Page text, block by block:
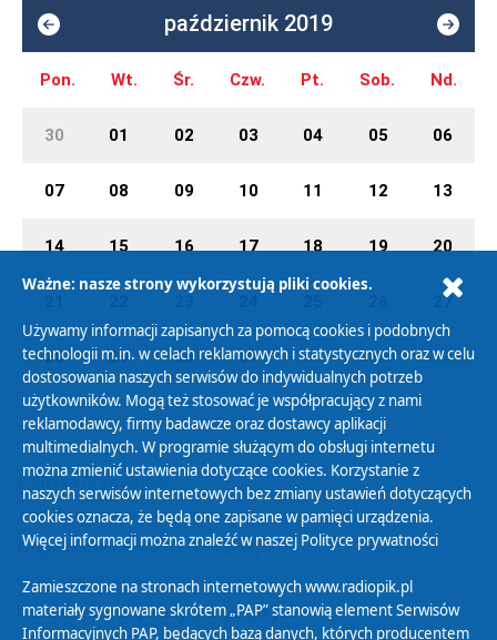
październik 2019
Pon. Wt. Śr. Czw. Pt. Sob. Nd.
30 01 02 03 04 05 06
07 08 09 10 11 12 13
14 15 16 17 18 19 20
27
28 29 30 31 01 02 03
Polityka Prywatności
Zasady korzystania z Serwisu
Organizacje Pożytku Publicznego
Cyfryzacja DAB+
Polityka ochrony danych osobowych
Ważne: nasze strony wykorzystują pliki cookies.
Używamy informacji zapisanych za pomocą cookies i podobnych
technologii m.in. w celach reklamowych i statystycznych oraz w celu
dostosowania naszych serwisów do indywidualnych potrzeb
użytkowników. Mogą też stosować je współpracujący z nami
reklamodawcy, firmy badawcze oraz dostawcy aplikacji
multimedialnych. W programie służącym do obsługi internetu
można zmienić ustawienia dotyczące cookies. Korzystanie z
naszych serwisów internetowych bez zmiany ustawień dotyczących
cookies oznacza, że będą one zapisane w pamięci urządzenia.
Więcej informacji można znaleźć w naszej Polityce prywatności
Zamieszczone na stronach internetowych www.radiopik.pl
materiały sygnowane skrótem „PAP” stanowią element Serwisów
Informacyjnych PAP, będących bazą danych, których producentem